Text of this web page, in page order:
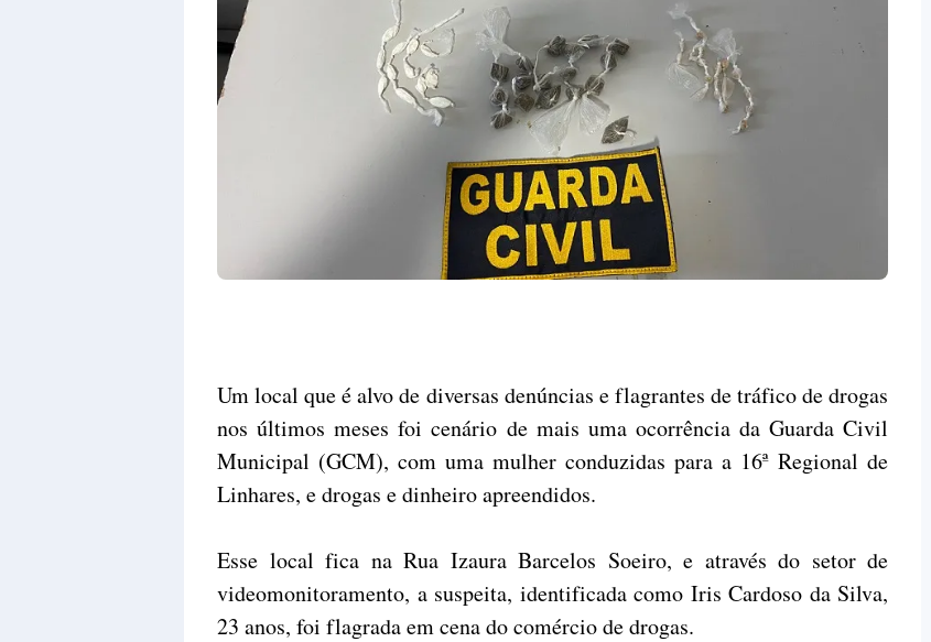
Um local que é alvo de diversas denúncias e flagrantes de tráfico de drogas
nos últimos meses foi cenário de mais uma ocorrência da Guarda Civil
Municipal (GCM), com uma mulher conduzidas para a 16ª Regional de
Linhares, e drogas e dinheiro apreendidos.
Esse local fica na Rua Izaura Barcelos Soeiro, e através do setor de
videomonitoramento, a suspeita, identificada como Iris Cardoso da Silva,
23 anos, foi flagrada em cena do comércio de drogas.